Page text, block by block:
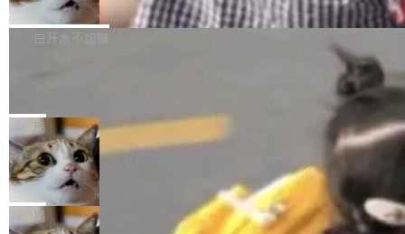
atePad Edge 升级至 HarmonyOS 6.1.0.135S
P9 patch03及以上版本。 *升级路径：设置 > 搜
来自中国开发者雷霄骅（Lei Xiaohua）。 对于
很多中国音视频开发者而言，这个名字并不陌
“启蒙老师”。 而今年，恰好是雷霄骅离世十周
年。FFmpeg 社区最终选择用一个大版本的名
字，留下了这份纪念。 雷霄骅曾是中国传媒大学
数字电视技术方向的博士生，长期从事视频、音
频技...
万元，超预算 860%
外媒近日曝光了亚马逊的多份内部报告显示，AI
导致公司在多个项目上超支。《金融时报》报道
编写程序，目标是完成电商平台作者信息与商品
列表的数据匹配 —— 一项常规的数据处理任
务，最终却产生了 180 万美元的账单，实际支出
超出原定预算 860%。 更令人意外的是，该项目
最终并未成功落地，而高额算力消耗持续运行长
达 5 个月，公司直到财务对账时才察觉异常。这
白开水不加糖
e CEO Clément Delangue 在 CNBC 的采访里
没有拐弯抹角。他说中国正在赢得 AI 竞赛，而
且按目前的速度，中国 AI 工具预计在今年底或
2027 年就能追上美国前沿实验室的水平。 Dela
ngue 把原因归结为一件事：开放协作。中国的
局
当 AI agent 把源码变成了最好的扩展系
统，开发者工具必须开源
五年前，David Crawshaw 问过很多软件工程师
一个问题：你写过什么给自己用的程序？答案几
局